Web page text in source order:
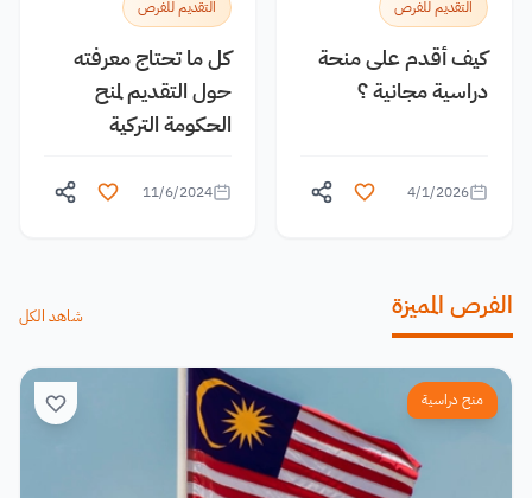
التقديم للفرص
كيف أقدم على منحة
دراسية مجانية ؟
4/1/2026
التقديم للفرص
كل ما تحتاج معرفته
حول التقديم لمنح
الحكومة التركية
11/6/2024
الفرص المميزة شاهد الكل
منح دراسية